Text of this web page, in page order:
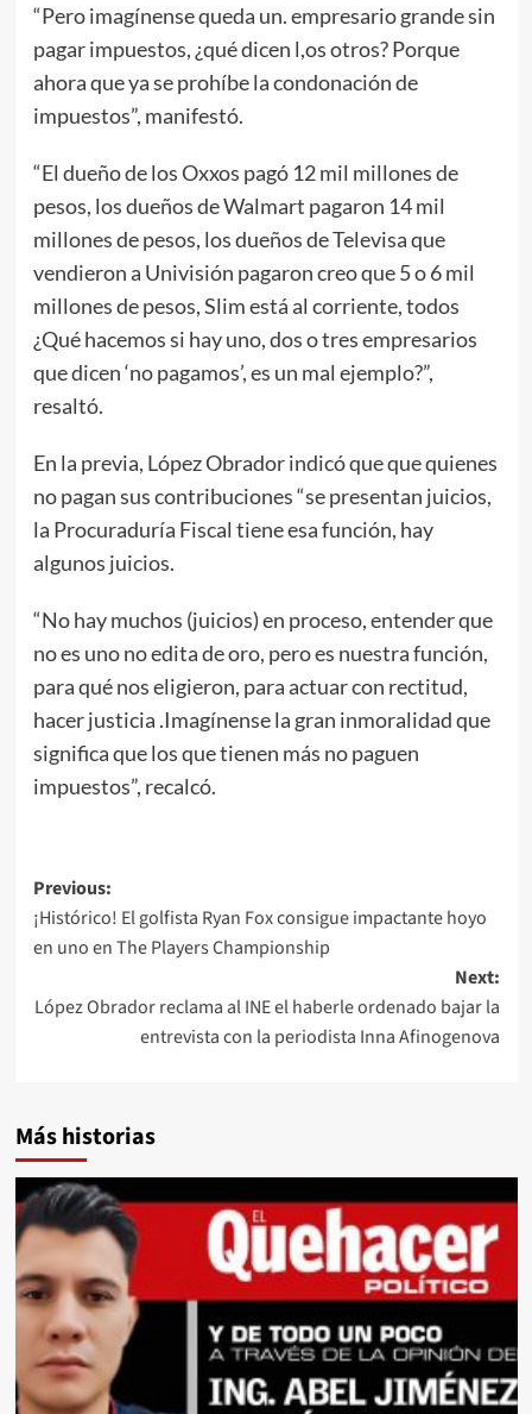
“Pero imagínense queda un. empresario grande sin
pagar impuestos, ¿qué dicen l,os otros? Porque
ahora que ya se prohíbe la condonación de
impuestos”, manifestó.
“El dueño de los Oxxos pagó 12 mil millones de
pesos, los dueños de Walmart pagaron 14 mil
millones de pesos, los dueños de Televisa que
vendieron a Univisión pagaron creo que 5 o 6 mil
millones de pesos, Slim está al corriente, todos
¿Qué hacemos si hay uno, dos o tres empresarios
que dicen ‘no pagamos’, es un mal ejemplo?”,
resaltó.
En la previa, López Obrador indicó que que quienes
no pagan sus contribuciones “se presentan juicios,
la Procuraduría Fiscal tiene esa función, hay
algunos juicios.
“No hay muchos (juicios) en proceso, entender que
no es uno no edita de oro, pero es nuestra función,
para qué nos eligieron, para actuar con rectitud,
hacer justicia .Imagínense la gran inmoralidad que
significa que los que tienen más no paguen
impuestos”, recalcó.
Post
navigation
Previous:
¡Histórico! El golfista Ryan Fox consigue impactante hoyo
en uno en The Players Championship
Next:
López Obrador reclama al INE el haberle ordenado bajar la
entrevista con la periodista Inna Afinogenova
Más historias